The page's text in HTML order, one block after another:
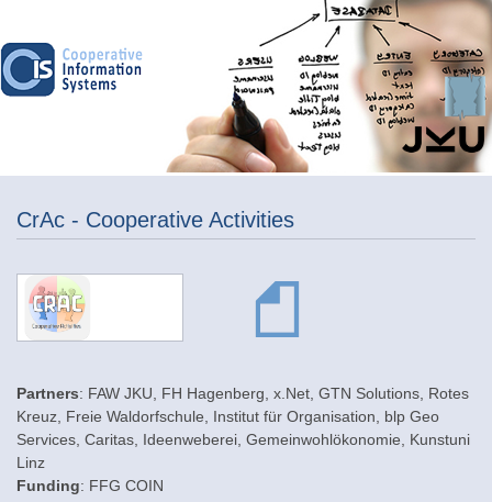
CrAc - Cooperative Activities
Partners: FAW JKU, FH Hagenberg, x.Net, GTN Solutions, Rotes
Kreuz, Freie Waldorfschule, Institut für Organisation, blp Geo
Services, Caritas, Ideenweberei, Gemeinwohlökonomie, Kunstuni
Linz
Funding: FFG COIN